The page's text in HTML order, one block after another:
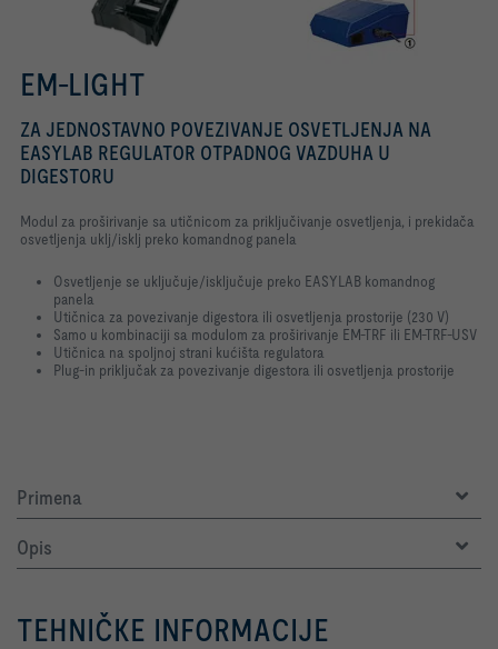
EM-LIGHT
ZA JEDNOSTAVNO POVEZIVANJE OSVETLJENJA NA
EASYLAB REGULATOR OTPADNOG VAZDUHA U
DIGESTORU
Modul za proširivanje sa utičnicom za priključivanje osvetljenja, i prekidača
osvetljenja uklj/isklj preko komandnog panela
Osvetljenje se uključuje/isključuje preko EASYLAB komandnog
panela
Utičnica za povezivanje digestora ili osvetljenja prostorije (230 V)
Samo u kombinaciji sa modulom za proširivanje EM-TRF ili EM-TRF-USV
Utičnica na spoljnoj strani kućišta regulatora
Plug-in priključak za povezivanje digestora ili osvetljenja prostorije
Primena
Opis
TEHNIČKE INFORMACIJE